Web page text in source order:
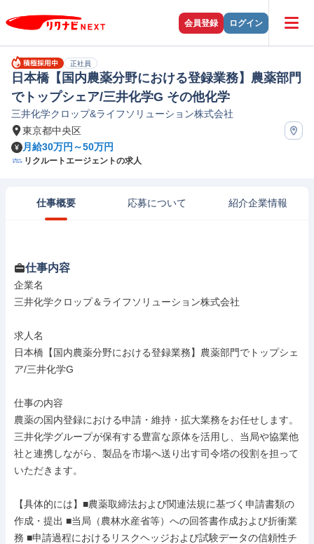
会員登録 ログイン
正社員
日本橋【国内農薬分野における登録業務】農薬部門
でトップシェア/三井化学G その他化学
三井化学クロップ&ライフソリューション株式会社
東京都中央区
月給30万円～50万円
リクルートエージェントの求人
仕事概要 応募について 紹介企業情報
仕事内容
企業名
三井化学クロップ＆ライフソリューション株式会社
求人名
日本橋【国内農薬分野における登録業務】農薬部門でトップシェ
ア/三井化学G
仕事の内容
農薬の国内登録における申請・維持・拡大業務をお任せします。
三井化学グループが保有する豊富な原体を活用し、当局や協業他
社と連携しながら、製品を市場へ送り出す司令塔の役割を担って
いただきます。
【具体的には】■農薬取締法および関連法規に基づく申請書類の
作成・提出 ■当局（農林水産省等）への回答書作成および折衝業
務 ■申請過程におけるリスクヘッジおよび試験データの信頼性チ